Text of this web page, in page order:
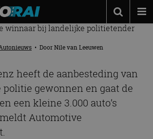
VOOR MERCEDES-BENZ
winnaar bij landelijke politietender
• DoorNile van Leeuwen
heeft de aanbesteding van
gewonnen en gaat de
een kleine 3.000 auto’s
Automotive